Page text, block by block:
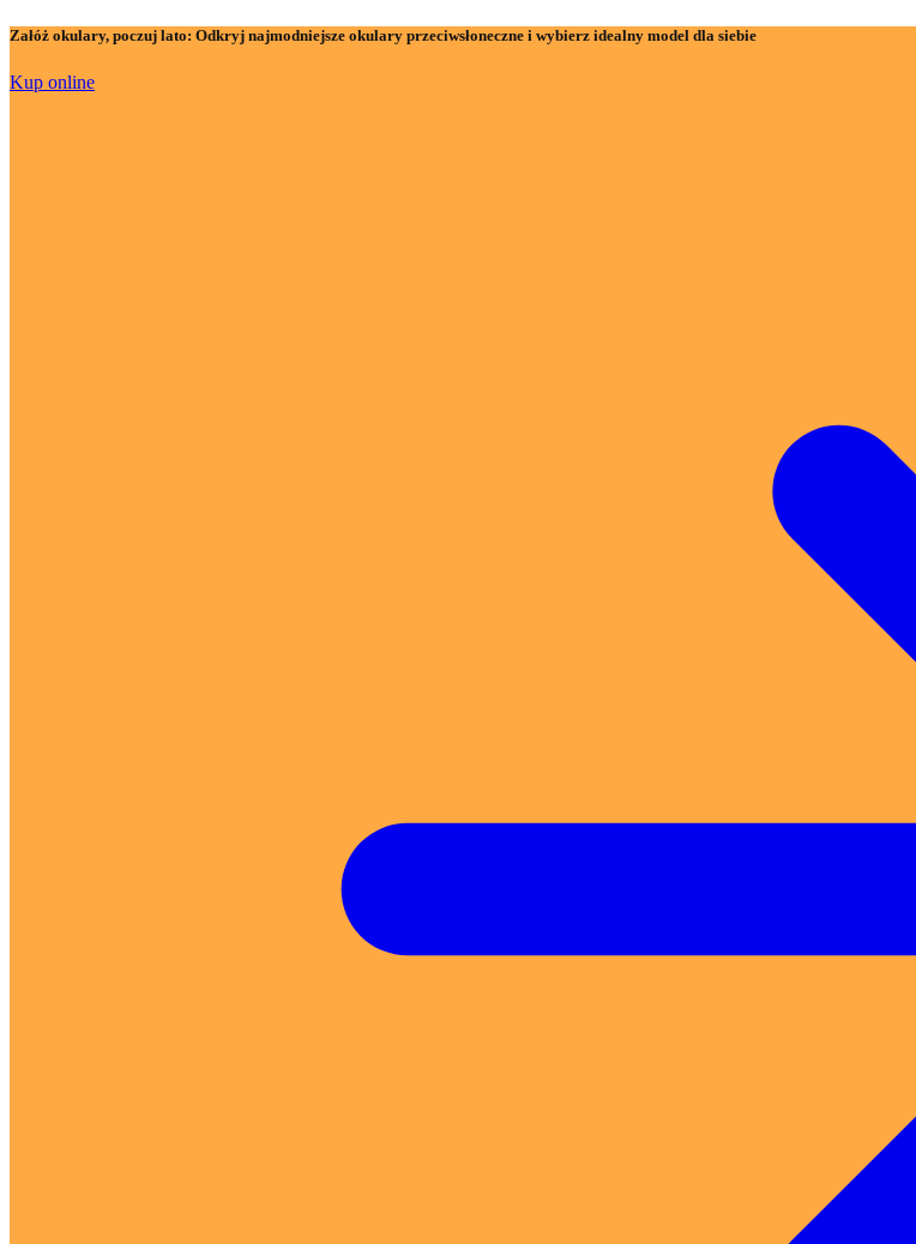
Załóż okulary, poczuj lato: Odkryj najmodniejsze okulary przeciwsłoneczne i wybierz idealny model dla siebie
Kup online